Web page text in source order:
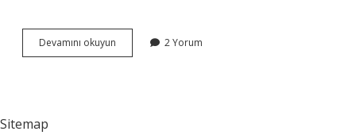
Devamını okuyun Maraton
Koşusu
2 Yorum
Sitemap